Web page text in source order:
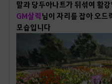
말과 당두아나트가 뒤섞여 활
GM살릭님이 자리를 잡아 오드
모습입니다